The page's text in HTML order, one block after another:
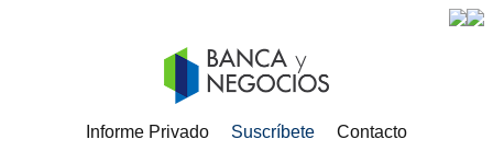
Informe Privado Suscríbete Contacto